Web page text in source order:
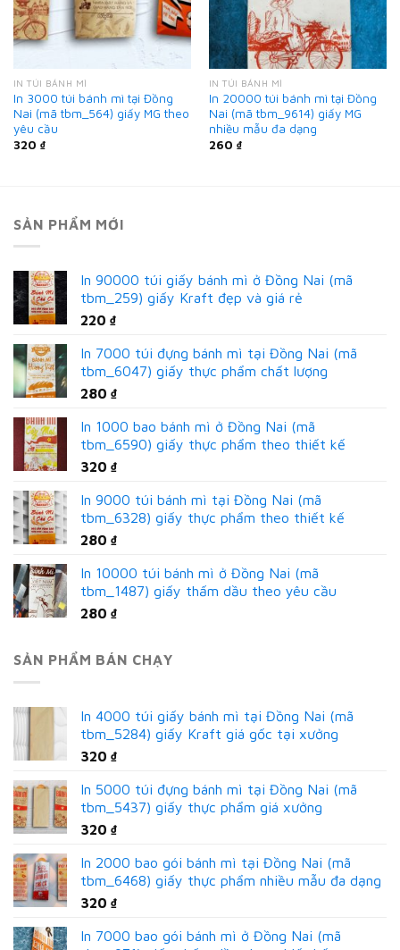
IN TÚI BÁNH MÌ
In 3000 túi bánh mì tại Đồng
Nai (mã tbm_564) giấy MG theo
yêu cầu
320 ₫
IN TÚI BÁNH MÌ
In 20000 túi bánh mì tại Đồng
Nai (mã tbm_9614) giấy MG
nhiều mẫu đa dạng
260 ₫
SẢN PHẨM MỚI
In 90000 túi giấy bánh mì ở Đồng Nai (mã
tbm_259) giấy Kraft đẹp và giá rẻ
220 ₫
In 7000 túi đựng bánh mì tại Đồng Nai (mã
tbm_6047) giấy thực phẩm chất lượng
280 ₫
In 1000 bao bánh mì ở Đồng Nai (mã
tbm_6590) giấy thực phẩm theo thiết kế
320 ₫
In 9000 túi bánh mì tại Đồng Nai (mã
tbm_6328) giấy thực phẩm theo thiết kế
280 ₫
In 10000 túi bánh mì ở Đồng Nai (mã
tbm_1487) giấy thấm dầu theo yêu cầu
280 ₫
SẢN PHẨM BÁN CHẠY
In 4000 túi giấy bánh mì tại Đồng Nai (mã
tbm_5284) giấy Kraft giá gốc tại xưởng
320 ₫
In 5000 túi đựng bánh mì tại Đồng Nai (mã
tbm_5437) giấy thực phẩm giá xưởng
320 ₫
In 2000 bao gói bánh mì tại Đồng Nai (mã
tbm_6468) giấy thực phẩm nhiều mẫu đa dạng
320 ₫
In 7000 bao gói bánh mì ở Đồng Nai (mã